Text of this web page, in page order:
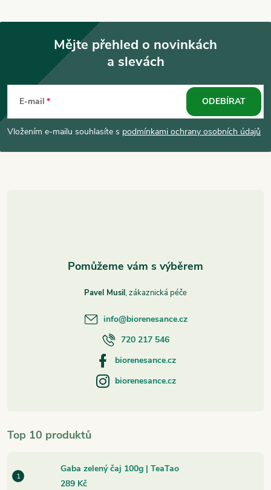
p
a
Mějte přehled o novinkách
a slevách
E-mail
Vložením e-mailu souhlasíte s podmínkami ochrany osobních údajů
ODEBÍRAT
Top 10 produktů
Gaba zelený čaj 100g | TeaTao
289 Kč
Pavel Musil
info@biorenesance.cz
720 217 546
biorenesance.cz
biorenesance.cz